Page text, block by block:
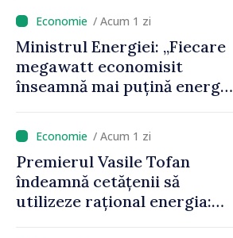
anunță prețuri mai mici la
benzină și motorină
/ Acum 1 zi
Ministrul Energiei: „Fiecare
megawatt economisit
înseamnă mai puțină energie
ridicate”
/ Acum 1 zi
Premierul Vasile Tofan
îndeamnă cetățenii să
utilizeze rațional energia: